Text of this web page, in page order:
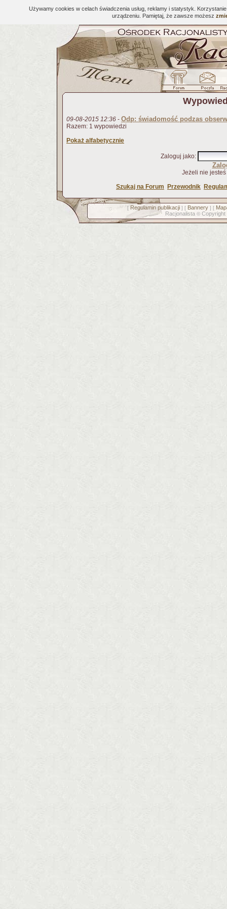
Używamy cookies w celach świadczenia usług, reklamy i statystyk.
urządzeniu. Pamiętaj, że zawsze możesz
09-08-2015 12:36 - Odp: świadomość podzas
Razem: 1 wypowiedzi
Pokaż alfabetycznie
Zaloguj jako:
Jeżeli nie
Szukaj na Forum
Przewodnik
[ Regulamin publikacji] [ Bannery] [
Racjonalista © Copyright